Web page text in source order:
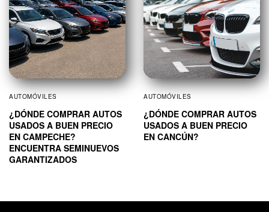
AUTOMÓVILES
¿DÓNDE COMPRAR AUTOS
USADOS A BUEN PRECIO
EN CAMPECHE?
ENCUENTRA SEMINUEVOS
GARANTIZADOS
AUTOMÓVILES
¿DÓNDE COMPRAR AUTOS
USADOS A BUEN PRECIO
EN CANCÚN?